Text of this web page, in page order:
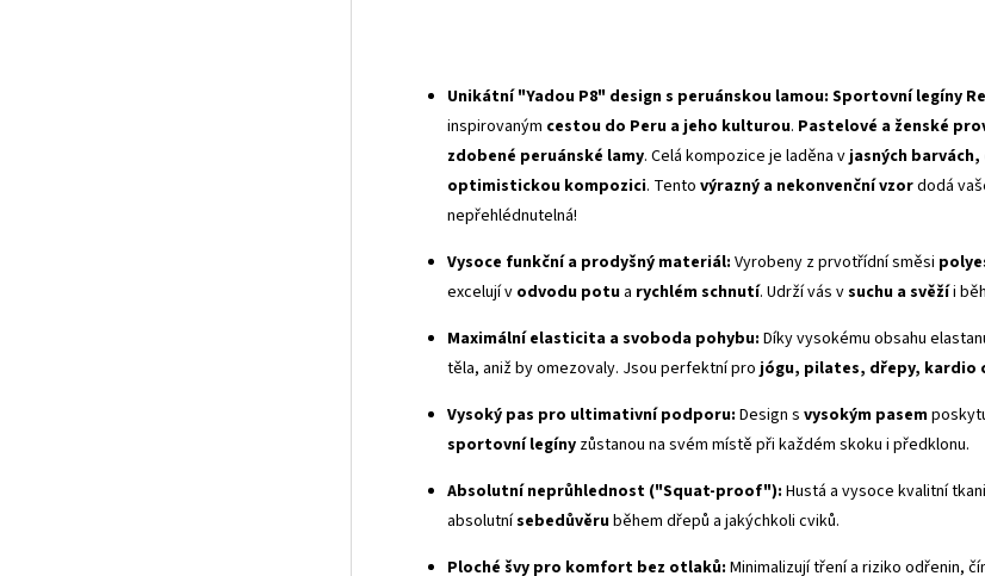
Unikátní "Yadou P8" design s peruánskou lamou: Sportovní legíny
inspirovaným cestou do Peru a jeho kulturou. Pastelové a ženské
zdobené peruánské lamy. Celá kompozice je laděna v jasných
optimistickou kompozici. Tento výrazný a nekonvenční vzordodá
nepřehlédnutelná!
Vysoce funkční a prodyšný materiál: Vyrobeny z prvotřídní směsi
excelují v odvodu potu a rychlém schnutí. Udrží vás vsuchu a svěžíi
Maximální elasticita a svoboda pohybu: Díky vysokému obsahu
těla, aniž by omezovaly. Jsou perfektní pro jógu, pilates, dřepy, kardio
Vysoký pas pro ultimativní podporu: Design s vysokým pasem
sportovní legíny zůstanou na svém místě při každém skoku i předklonu.
Absolutní neprůhlednost ("Squat-proof"): Hustá a vysoce kvalitní
absolutnísebedůvěruběhem dřepů a jakýchkoli cviků.
Ploché švy pro komfort bez otlaků: Minimalizují tření a riziko odřenin,